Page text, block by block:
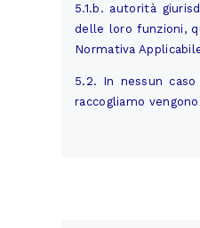
5.1.b. autorità
delle loro funzioni,
Normativa
5.2. In nessun
raccogliamo